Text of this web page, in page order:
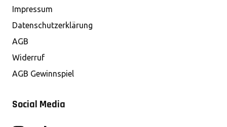
Impressum
Datenschutzerklärung
AGB
Widerruf
AGB Gewinnspiel
Social Media